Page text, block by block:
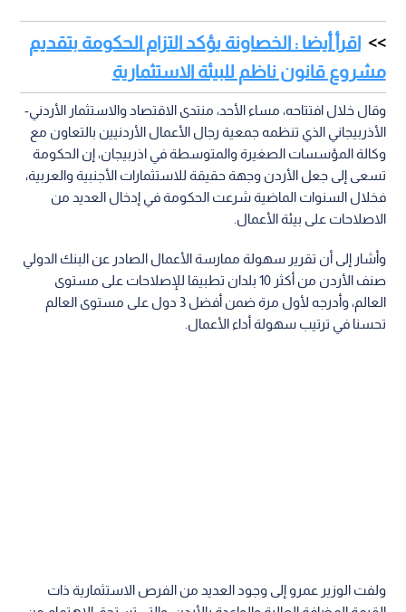
اقرأ أيضا : الخصاونة يؤكد التزام الحكومة بتقديم
مشروع قانون ناظم للبيئة الاستثمارية
وقال خلال افتتاحه، مساء الأحد، منتدى الاقتصاد والاستثمار الأردني-
الأذربيجاني الذي تنظمه جمعية رجال الأعمال الأردنيين بالتعاون مع
وكالة المؤسسات الصغيرة والمتوسطة في اذربيجان، إن الحكومة
تسعى إلى جعل الأردن وجهة حقيقة للاستثمارات الأجنبية والعربية،
فخلال السنوات الماضية شرعت الحكومة في إدخال العديد من
الاصلاحات على بيئة الأعمال.
وأشار إلى أن تقرير سهولة ممارسة الأعمال الصادر عن البنك الدولي
صنف الأردن من أكثر 10 بلدان تطبيقا للإصلاحات على مستوى
العالم، وأدرجه لأول مرة ضمن أفضل 3 دول على مستوى العالم
تحسنا في ترتيب سهولة أداء الأعمال.
ولفت الوزير عمرو إلى وجود العديد من الفرص الاستثمارية ذات